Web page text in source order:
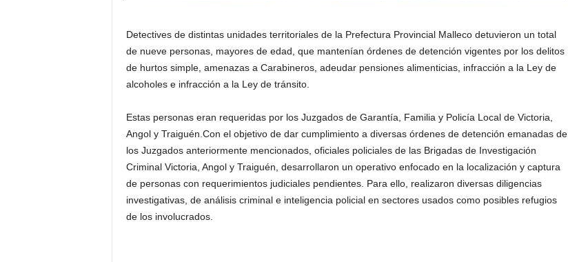
Detectives de distintas unidades territoriales de la Prefectura Provincial Malleco detuvieron un total
de nueve personas, mayores de edad, que mantenían órdenes de detención vigentes por los delitos
de hurtos simple, amenazas a Carabineros, adeudar pensiones alimenticias, infracción a la Ley de
alcoholes e infracción a la Ley de tránsito.
Estas personas eran requeridas por los Juzgados de Garantía, Familia y Policía Local de Victoria,
Angol y Traiguén.Con el objetivo de dar cumplimiento a diversas órdenes de detención emanadas de
los Juzgados anteriormente mencionados, oficiales policiales de las Brigadas de Investigación
Criminal Victoria, Angol y Traiguén, desarrollaron un operativo enfocado en la localización y captura
de personas con requerimientos judiciales pendientes. Para ello, realizaron diversas diligencias
investigativas, de análisis criminal e inteligencia policial en sectores usados como posibles refugios
de los involucrados.